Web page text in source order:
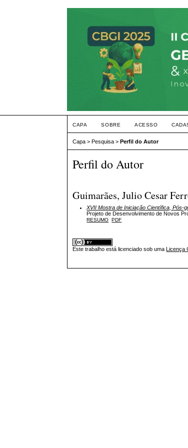
CAPA SOBRE ACESSO
Capa >Pesquisa >Perfil do Autor
Perfil do Autor
Guimarães, Julio Cesar
XVII Mostra de Iniciação Científica, Pós-
Projeto de Desenvolvimento de Novos
RESUMO PDF
Este trabalho está licenciado sob uma